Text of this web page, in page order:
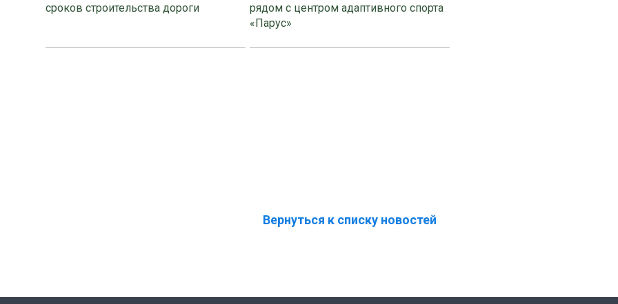
сроков строительства дороги
рядом с центром адаптивного спорта
«Парус»
Вернуться к списку новостей